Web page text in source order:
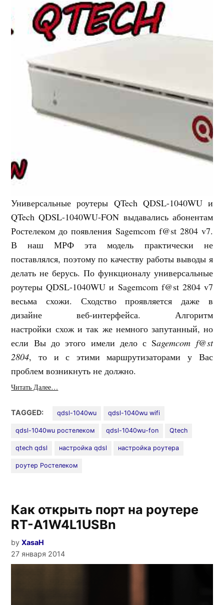
Универсальные роутеры QTech QDSL-1040WU и
QTech QDSL-1040WU-FON выдавались абонентам
Ростелеком до появления Sagemcom f@st 2804 v7.
В наш МРФ эта модель практически не
поставлялся, поэтому по качеству работы выводы я
делать не берусь. По функционалу универсальные
роутеры QDSL-1040WU и Sagemcom f@st 2804 v7
весьма схожи. Сходство проявляется даже в
дизайне веб-интерфейса. Алгоритм
настройки схож и так же немного запутанный, но
если Вы до этого имели дело с Sagemcom f@st
2804, то и с этими маршрутизаторами у Вас
проблем возникнуть не должно.
Читать Далее…
TAGGED: qdsl-1040wu qdsl-1040wu wifi
qdsl-1040wu ростелеком qdsl-1040wu-fon Qtech
qtech qdsl настройка qdsl настройка роутера
роутер Ростелеком
Как открыть порт на роутере
RT-A1W4L1USBn
by XasaH
27 января 2014